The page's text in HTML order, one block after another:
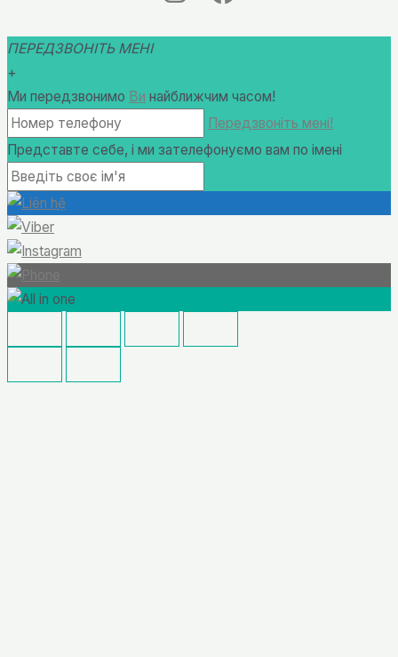
ПЕРЕДЗВОНІТЬ МЕНІ
+
Ми передзвонимо Ви найближчим часом!
Передзвоніть мені!
Представте себе, і ми зателефонуємо вам по імені